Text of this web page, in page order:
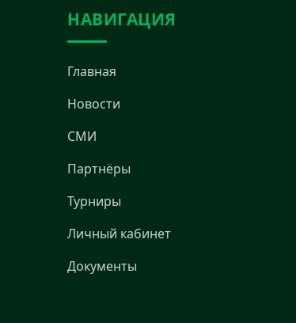
НАВИГАЦИЯ
Главная
Новости
СМИ
Партнёры
Турниры
Личный кабинет
Документы